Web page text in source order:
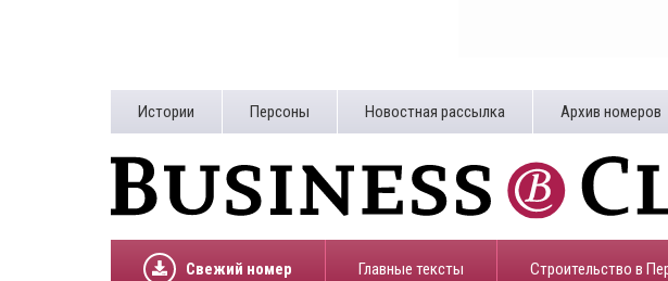
Истории Персоны Новостная рассылка Архив номеров
Свежий номер Главные тексты Строительство в